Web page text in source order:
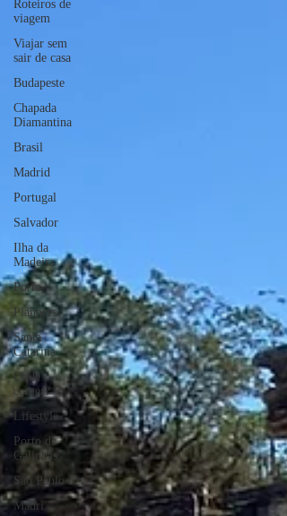
Roteiros de
viagem
Viajar sem
sair de casa
Budapeste
Chapada
Diamantina
Brasil
Madrid
Portugal
Salvador
Ilha da
Madeira
Porto
Planners
Santa
Catarina
Onde
comer?
Lifestyle
Porto de
Galinhas
São Paulo
Madri